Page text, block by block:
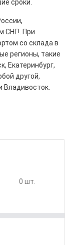
сроки.
СНГ!. При
со склада в
регионы, такие
Екатеринбург,
другой,
Владивосток.
0 шт.